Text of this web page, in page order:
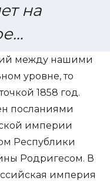
на
между нашими
уровне, то
1858 год.
посланиями
империи
Республики
Родригесом. В
империя